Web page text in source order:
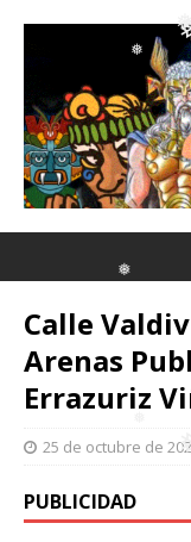
❅
❅
❅
Calle
Arenas
Errazuriz
25 de octubre de
PUBLICIDAD